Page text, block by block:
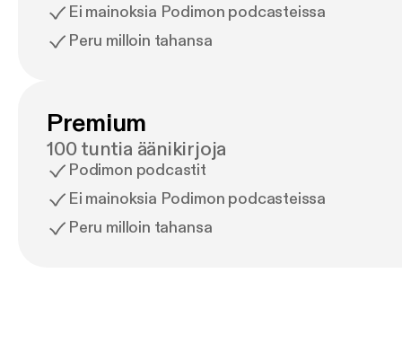
Ei mainoksia Podimon podcasteissa
Peru milloin tahansa
Premium
100 tuntia äänikirjoja
Podimon podcastit
Ei mainoksia Podimon podcasteissa
Peru milloin tahansa